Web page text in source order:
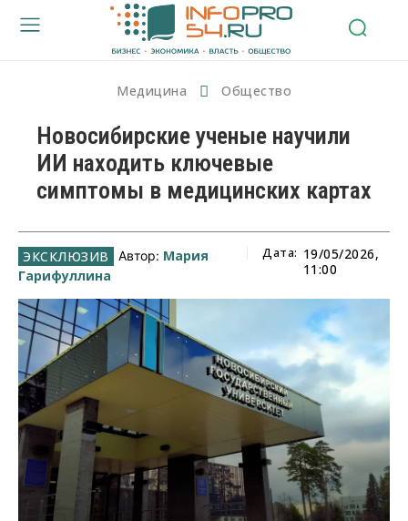
Медицина Общество
Новосибирские ученые научили
ИИ находить ключевые
симптомы в медицинских картах
Автор: Мария
Гарифуллина
Дата: 19/05/2026,
11:00